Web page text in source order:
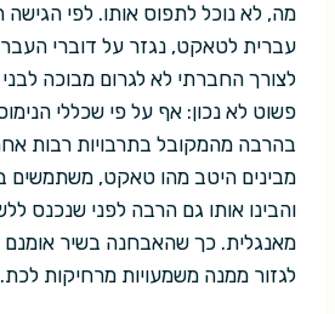
מה, לא נוכל לתפוס אותו. לפי
עברית לטאקט, נגזר על דוברי
לצורך החברתי לא לגרום מבוכה
פשוט לא נכון: אף על פי שכללי
בהרבה מהמקובל בתרבויות רבות
מבינים היטב מהו טאקט, משתמשים
והבינו אותו גם הרבה לפני שנכנס
מאנגלית. כך שהאבחנה בשיר אומנם
לגזור ממנה משמעויות מרחיקות לכת.